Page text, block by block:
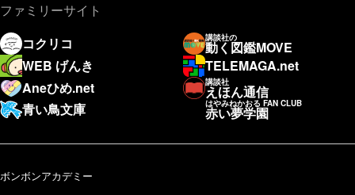
ファミリーサイト
コクリコ
講談社の
動く図鑑MOVE
WEB げんき
TELEMAGA.net
Aneひめ.net
講談社
えほん通信
青い鳥文庫
はやみねかおる FAN CLUB
赤い夢学園
ボンボンアカデミー